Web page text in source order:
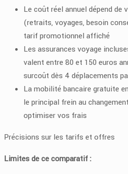
Le coût réel annuel dépend de
(retraits, voyages, besoin
tarif promotionnel affiché
Les assurances voyage
valent entre 80 et 150 euros
surcoût dès 4 déplacements
La mobilité bancaire gratuite
le principal frein au
optimiser vos frais
Précisions sur les tarifs et offres
Limites de ce comparatif :